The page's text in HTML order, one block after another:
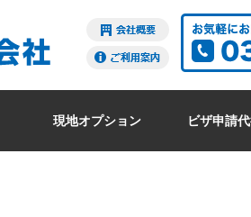
現地オプション ビザ申請